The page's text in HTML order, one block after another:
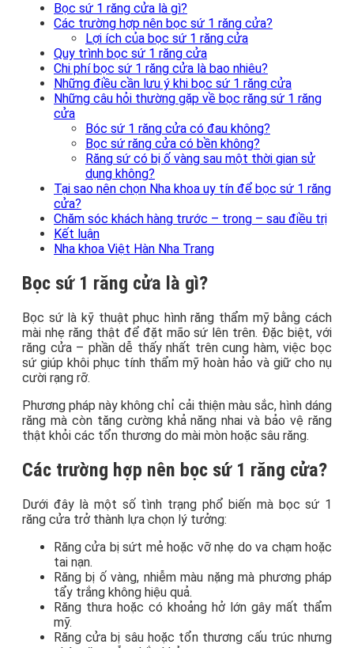
Bọc sứ 1 răng cửa là gì?
Các trường hợp nên bọc sứ 1 răng cửa?
Lợi ích của bọc sứ 1 răng cửa
Quy trình bọc sứ 1 răng cửa
Chi phí bọc sứ 1 răng cửa là bao nhiêu?
Những điều cần lưu ý khi bọc sứ 1 răng cửa
Những câu hỏi thường gặp về bọc răng sứ 1 răng
cửa
Bóc sứ 1 răng cửa có đau không?
Bọc sứ răng cửa có bền không?
Răng sứ có bị ố vàng sau một thời gian sử
dụng không?
Tại sao nên chọn Nha khoa uy tín để bọc sứ 1 răng
cửa?
Chăm sóc khách hàng trước – trong – sau điều trị
Kết luận
Nha khoa Việt Hàn Nha Trang
Bọc sứ 1 răng cửa là gì?
Bọc sứ là kỹ thuật phục hình răng thẩm mỹ bằng cách
mài nhẹ răng thật để đặt mão sứ lên trên. Đặc biệt, với
răng cửa – phần dễ thấy nhất trên cung hàm, việc bọc
sứ giúp khôi phục tính thẩm mỹ hoàn hảo và giữ cho nụ
cười rạng rỡ.
Phương pháp này không chỉ cải thiện màu sắc, hình dáng
răng mà còn tăng cường khả năng nhai và bảo vệ răng
thật khỏi các tổn thương do mài mòn hoặc sâu răng.
Các trường hợp nên bọc sứ 1 răng cửa?
Dưới đây là một số tình trạng phổ biến mà bọc sứ 1
răng cửa trở thành lựa chọn lý tưởng:
Răng cửa bị sứt mẻ hoặc vỡ nhẹ do va chạm hoặc
tai nạn.
Răng bị ố vàng, nhiễm màu nặng mà phương pháp
tẩy trắng không hiệu quả.
Răng thưa hoặc có khoảng hở lớn gây mất thẩm
mỹ.
Răng cửa bị sâu hoặc tổn thương cấu trúc nhưng